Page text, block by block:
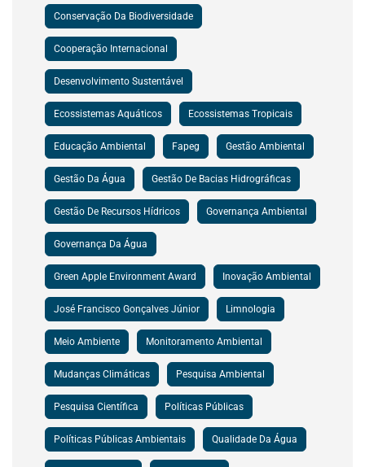
Conservação Da Biodiversidade
Cooperação Internacional
Desenvolvimento Sustentável
Ecossistemas Aquáticos Ecossistemas Tropicais
Educação Ambiental Fapeg Gestão Ambiental
Gestão Da Água Gestão De Bacias Hidrográficas
Gestão De Recursos Hídricos Governança Ambiental
Governança Da Água
Green Apple Environment Award Inovação Ambiental
José Francisco Gonçalves Júnior Limnologia
Meio Ambiente Monitoramento Ambiental
Mudanças Climáticas Pesquisa Ambiental
Pesquisa Científica Políticas Públicas
Políticas Públicas Ambientais Qualidade Da Água